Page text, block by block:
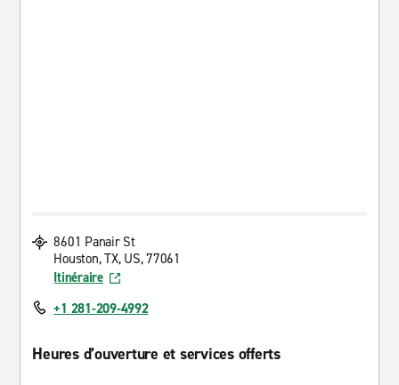
8601 Panair St
Houston, TX, US, 77061
Itinéraire
+1 281-209-4992
Heures d’ouverture et services offerts